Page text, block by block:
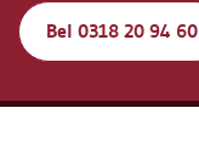
Bel 0318 20 94 60